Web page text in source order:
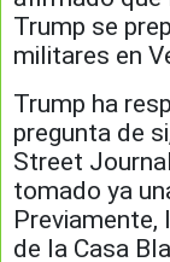
Trump se
militares en
Trump ha
pregunta de
Street
tomado ya
Previamente,
de la Casa